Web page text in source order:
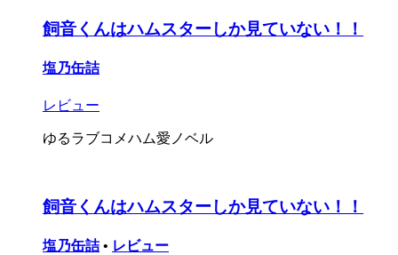
飼音くんはハムスターしか見ていない！！
塩乃缶詰
レビュー
ゆるラブコメハム愛ノベル
飼音くんはハムスターしか見ていない！！
塩乃缶詰 • レビュー